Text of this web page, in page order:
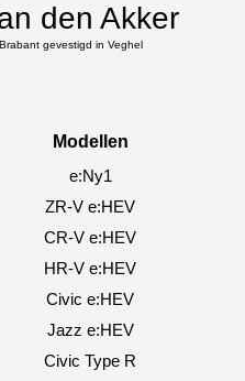
den Akker
gevestigd in Veghel
Modellen
e:Ny1
ZR-V e:HEV
CR-V e:HEV
HR-V e:HEV
Civic e:HEV
Jazz e:HEV
Civic Type R